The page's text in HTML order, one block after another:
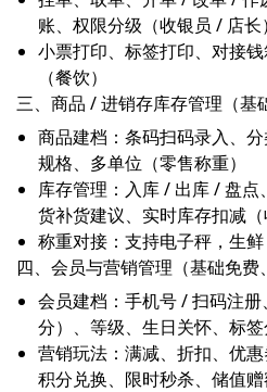
账、权限分级（收银员 / 店长）
小票打印、标签打印、对接
（餐饮）
三、商品 / 进销存库存管理（基
商品建档：条码扫码录入、分
规格、多单位（零售称重）
库存管理：入库 / 出库 / 盘
货补货建议、实时库存扣减（
称重对接：支持电子秤，生
四、会员与营销管理（基础免费
会员建档：手机号 / 扫码注
分）、等级、生日关怀、标签
营销玩法：满减、折扣、优惠
积分兑换、限时秒杀、储值